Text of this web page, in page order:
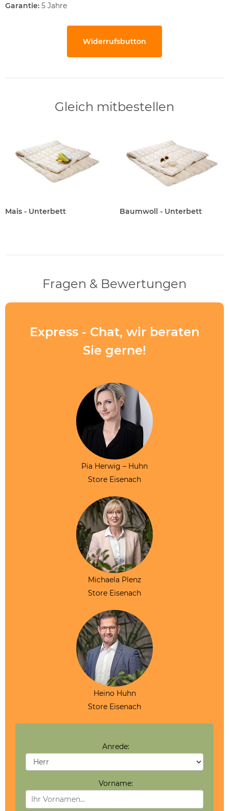
Garantie: 5 Jahre
Widerrufsbutton
Gleich mitbestellen
Mais - Unterbett Baumwoll - Unterbett
Fragen & Bewertungen
Express - Chat, wir beraten
Sie gerne!
Pia Herwig – Huhn
Store Eisenach
Michaela Plenz
Store Eisenach
Heino Huhn
Store Eisenach
Anrede:
Vorname: